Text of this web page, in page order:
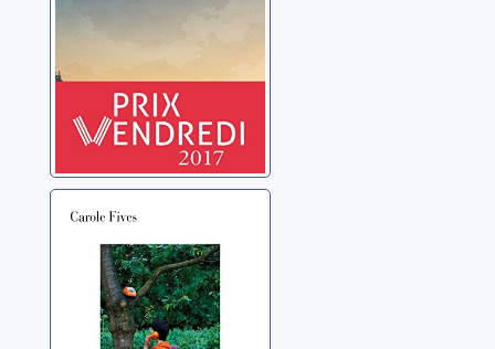
Une femme au
téléphone
Fives, Carole